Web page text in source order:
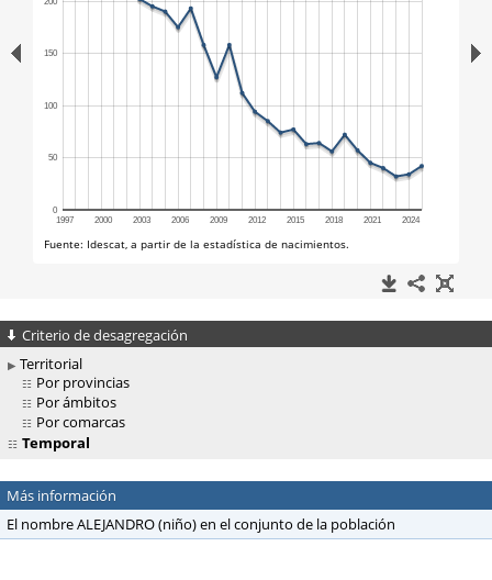
Criterio de desagregación
Territorial
Por provincias
Por ámbitos
Por comarcas
Temporal
Más información
El nombre ALEJANDRO (niño) en el conjunto de la población